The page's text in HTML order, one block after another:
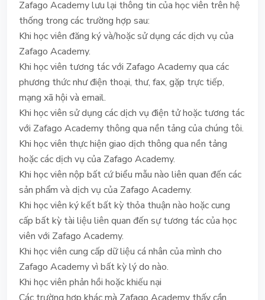
Zafago Academy lưu lại thông tin của học viên trên hệ
thống trong các trường hợp sau:
Khi học viên đăng ký và/hoặc sử dụng các dịch vụ của
Zafago Academy.
Khi học viên tương tác với Zafago Academy qua các
phương thức như điện thoại, thư, fax, gặp trực tiếp,
mạng xã hội và email.
Khi học viên sử dụng các dịch vụ điện tử hoặc tương tác
với Zafago Academy thông qua nền tảng của chúng tôi.
Khi học viên thực hiện giao dịch thông qua nền tảng
hoặc các dịch vụ của Zafago Academy.
Khi học viên nộp bất cứ biểu mẫu nào liên quan đến các
sản phẩm và dịch vụ của Zafago Academy.
Khi học viên ký kết bất kỳ thỏa thuận nào hoặc cung
cấp bất kỳ tài liệu liên quan đến sự tương tác của học
viên với Zafago Academy.
Khi học viên cung cấp dữ liệu cá nhân của mình cho
Zafago Academy vì bất kỳ lý do nào.
Khi học viên phản hồi hoặc khiếu nại